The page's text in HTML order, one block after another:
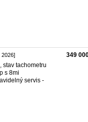
2026]
stav tachometru
s 8mi
servis -
349